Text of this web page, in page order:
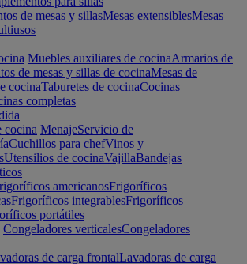
de mesas y sillasMesas extensiblesMesas
Muebles auxiliares de cocinaArmarios de
de mesas y sillas de cocinaMesas de
cocinaTaburetes de cocinaCocinas
completas
cocina MenajeServicio de
Cuchillos para chefVinos y
Utensilios de cocinaVajillaBandejas
americanosFrigoríficos
Frigoríficos integrablesFrigoríficos
portátiles
Congeladores verticalesCongeladores
de carga frontalLavadoras de carga